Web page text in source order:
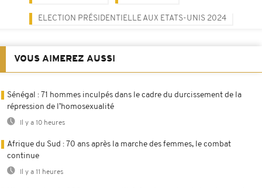
ELECTION PRÉSIDENTIELLE AUX ETATS-UNIS 2024
VOUS AIMEREZ AUSSI
Sénégal : 71 hommes inculpés dans le cadre du durcissement de la
répression de l’homosexualité
Il y a 10 heures
Afrique du Sud : 70 ans après la marche des femmes, le combat
continue
Il y a 11 heures